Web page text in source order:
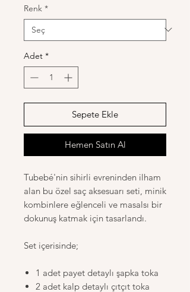
Renk *
Adet *
Sepete Ekle
Hemen Satın Al
Tubebé'nin sihirli evreninden ilham
alan bu özel saç aksesuarı seti, minik
kombinlere eğlenceli ve masalsı bir
dokunuş katmak için tasarlandı.
Set içerisinde;
1 adet payet detaylı şapka toka
2 adet kalp detaylı çıtçıt toka